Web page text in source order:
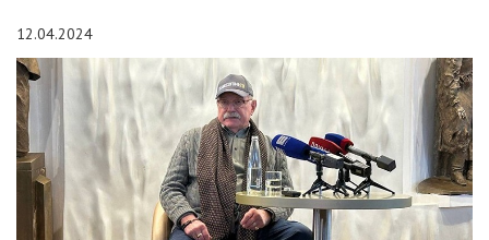
12.04.2024